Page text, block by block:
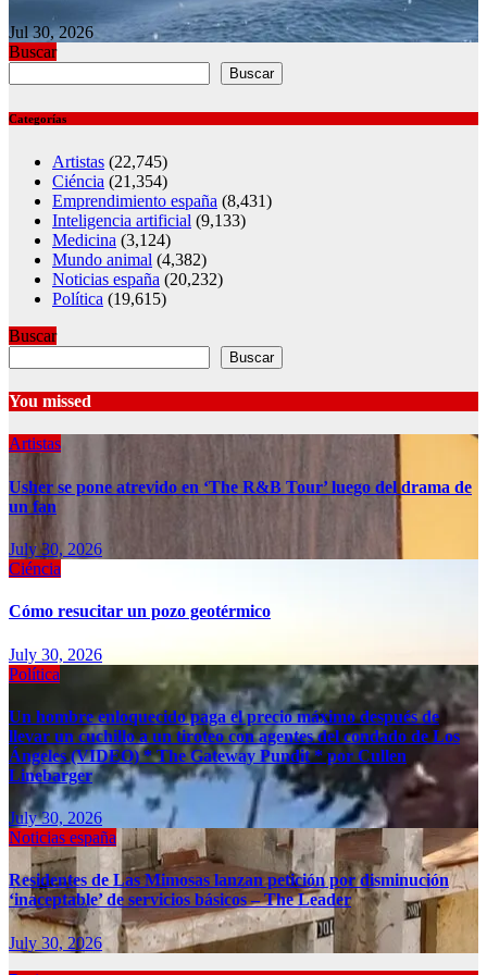
Jul 30, 2026
Buscar
Buscar
Categorías
Artistas (22,745)
Ciéncia (21,354)
Emprendimiento españa (8,431)
Inteligencia artificial (9,133)
Medicina (3,124)
Mundo animal (4,382)
Noticias españa (20,232)
Política (19,615)
Buscar
Buscar
You missed
Artistas
Usher se pone atrevido en ‘The R&B Tour’ luego del drama de
un fan
July 30, 2026
Ciéncia
Cómo resucitar un pozo geotérmico
July 30, 2026
Política
Un hombre enloquecido paga el precio máximo después de
llevar un cuchillo a un tiroteo con agentes del condado de Los
Ángeles (VIDEO) * The Gateway Pundit * por Cullen
Linebarger
July 30, 2026
Noticias españa
Residentes de Las Mimosas lanzan petición por disminución
‘inaceptable’ de servicios básicos – The Leader
July 30, 2026